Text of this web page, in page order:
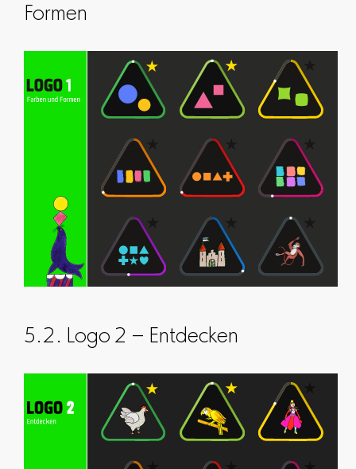
Formen
5.2. Logo 2 – Entdecken